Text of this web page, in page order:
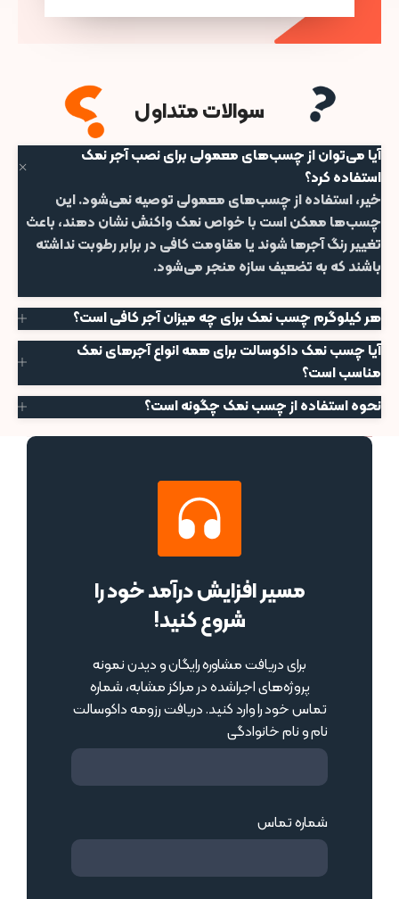
سوالات متداول
آیا می‌توان از چسب‌های معمولی برای نصب آجر نمک
استفاده کرد؟
خیر، استفاده از چسب‌های معمولی توصیه نمی‌شود. این
چسب‌ها ممکن است با خواص نمک واکنش نشان دهند، باعث
تغییر رنگ آجرها شوند یا مقاومت کافی در برابر رطوبت نداشته
باشند که به تضعیف سازه منجر می‌شود.
هر کیلوگرم چسب نمک برای چه میزان آجر کافی است؟
آیا چسب نمک داکوسالت برای همه انواع آجرهای نمک
مناسب است؟
نحوه استفاده از چسب نمک چگونه است؟
مسیر افزایش درآمد خود را
شروع کنید!
برای دریافت مشاوره رایگان و دیدن نمونه
پروژه‌های اجراشده در مراکز مشابه، شماره
تماس خود را وارد کنید. دریافت رزومه داکوسالت
نام و نام خانوادگی
شماره تماس